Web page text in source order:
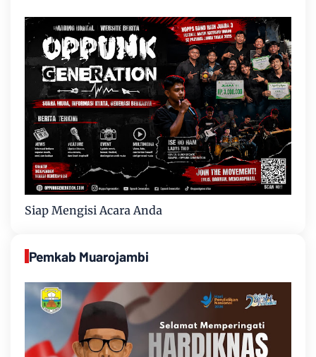
Siap Mengisi Acara Anda
Pemkab Muarojambi